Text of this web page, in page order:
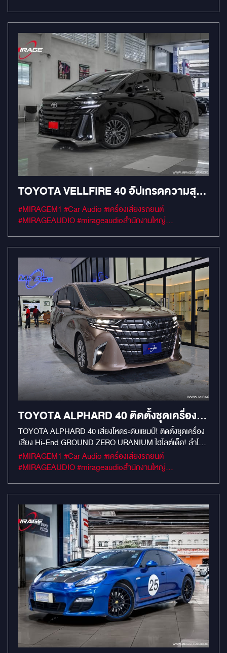
TOYOTA VELLFIRE 40 อัปเกรดความสุ
นทรีย์เหนือระดับ กับ MIRAGEAUDIO
#MIRAGEM1 #Car Audio #เครื่องเสียงรถยนต์
#MIRAGEAUDIO #mirageaudioสำนักงานใหญ่
TOYOTA ALPHARD 40 ติดตั้งชุดเครื่อง
เสียง HI-END GROUND ZERO
URANIUM
TOYOTA ALPHARD 40 เสียงโหดระดับแชมป์! ติดตั้งชุดเครื่อง
เสียง Hi-End GROUND ZERO URANIUM ไฮไลต์เด็ด! ลำโพง
คู่หน้า Ground Zero Uranium GZUC 165.2SQ ลำโพงรุ่น
ใหญ่ ระดับแข่งขัน เสียงกลางโดมใหญ่ "ซาลาเปา" กรวยดำ Black
ความถี่กว้าง 40Hz – 25kHz ลำโพงคู่หลัง Ground Zero
IRIDIUM GZIC 165.2 ติดตั้งบนประตูบานสไลด์ ลำโพง 2 ทาง
ให้รายละเอียดครบ แดมป์ GROUND ZERO Gold ทั้ง 4 บาน
ประตู เก็บเสียงเนียน DSP Amp GROUND ZERO GZDSP
4.80 A-Pro กำลังขับแรง 75W ต่อแชนแนล จูนเสียงด้วย
คอมพิวเตอร์ EQ 31 Band Subwoofer Nakamichi ซ่อนใน
หลุมยางอะไหล่ พลังเบส 1000W แบบแนบเนียน ไม่เกะกะ ชุดนี้คว้า
แชมป์มาแล้ว! เสียงจัดจ้าน รายละเอียดครบ เบสแน่น ฟังมันส์ทุก
แนวเพลง ใครอยากอัปเกรดเสียงรถให้สุดแบบนี้ ทักเลย!
#MIRAGEM1 #Car Audio #เครื่องเสียงรถยนต์
#MIRAGEAUDIO #mirageaudioสำนักงานใหญ่